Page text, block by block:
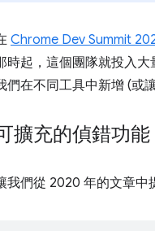
Chrome Dev Summit
時起，這個團隊就投入
們在不同工具中新增 (或
擴充的偵錯功能
我們從 2020 年的文章中